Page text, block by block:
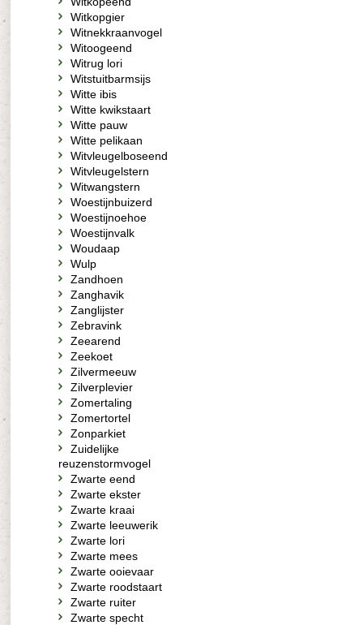
Witkopgier
Witnekkraanvogel
Witoogeend
Witrug lori
Witstuitbarmsijs
Witte ibis
Witte kwikstaart
Witte pauw
Witte pelikaan
Witvleugelboseend
Witvleugelstern
Witwangstern
Woestijnbuizerd
Woestijnoehoe
Woestijnvalk
Woudaap
Wulp
Zandhoen
Zanghavik
Zanglijster
Zebravink
Zeearend
Zeekoet
Zilvermeeuw
Zilverplevier
Zomertaling
Zomertortel
Zonparkiet
Zuidelijke
reuzenstormvogel
Zwarte eend
Zwarte ekster
Zwarte kraai
Zwarte leeuwerik
Zwarte lori
Zwarte mees
Zwarte ooievaar
Zwarte roodstaart
Zwarte ruiter
Zwarte specht